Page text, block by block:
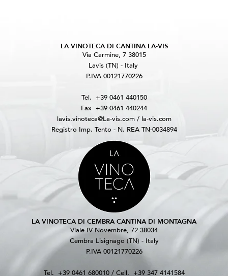
LA VINOTECA DI CANTINA LA-VIS
Via Carmine, 7 38015
Lavis (TN) - Italy
P.IVA 00121770226
Tel. +39 0461 440150
Fax +39 0461 440244
lavis.vinoteca@La-vis.com/ la-vis.com
Registro Imp. Tento - N. REA TN-0034894
LA VINOTECA DI CEMBRA CANTINA DI MONTAGNA
Viale IV Novembre, 72 38034
Cembra Lisignago (TN) - Italy
P.IVA 00121770226
Tel. +39 0461 680010/ Cell. +39 347 4141584